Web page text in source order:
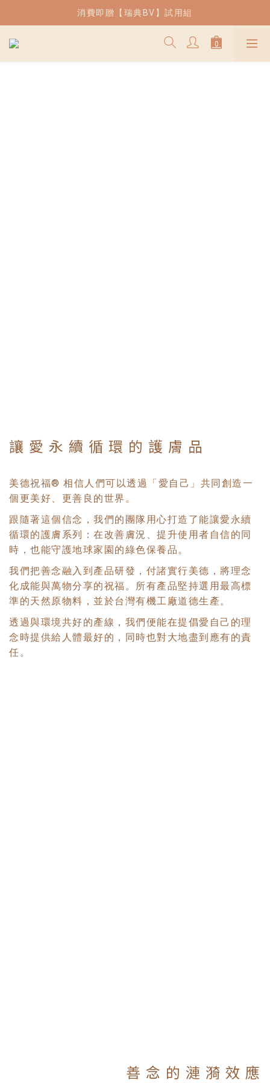
| 熱銷 | 薄片吐司兒童餐椅現貨供應中
消費即贈【瑞典BV】試用組
| 熱銷 | 薄片吐司兒童餐椅現貨供應中
讓 愛 永 續 循 環 的 護 膚 品
美德祝福® 相信人們可以透過「愛自己」共同創造一
個更美好、更善良的世界。
跟隨著這個信念，我們的團隊用心打造了能讓愛永續
循環的護膚系列：在改善膚況、提升使用者自信的同
時，也能守護地球家園的綠色保養品。
我們把善念融入到產品研發，付諸實行美德，將理念
化成能與萬物分享的祝福。所有產品堅持選用最高標
準的天然原物料，並於台灣有機工廠道德生產。
透過與環境共好的產線，我們便能在提倡愛自己的理
念時提供給人體最好的，同時也對大地盡到應有的責
任。
善 念 的 漣 漪 效 應